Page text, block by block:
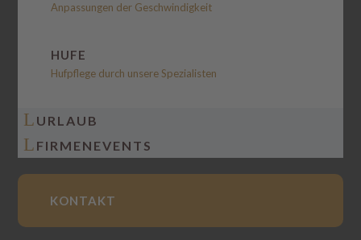
Anpassungen der Geschwindigkeit
HUFE
Hufpflege durch unsere Spezialisten
L URLAUB
L FIRMENEVENTS
KONTAKT